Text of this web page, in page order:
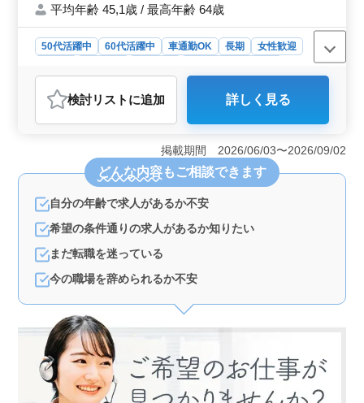
能 培ってきた経験で若手を一緒に育ててい
きませんか？ 皆様のご応募お待ちしており
ます！ ＼まずはお気軽にお問い合わせくだ
さい／
平均年齢 45,1歳 / 最高年齢 64歳
50代活躍中 60代活躍中 車通勤OK 長期
女性歓迎
おすすめポイント
＜業務内容＞ 宮崎市の特別養護老人ホームで介護スタ
ッフ募集中。 アットホームな環境の中で、食事介助や
レクリエーション、リハビリテーションサポートなど幅
広い業務を行って頂きます。 ＜有資格者募集・マイ
カー通勤可能＞ 介護経験1年以上の方、ヘルパー2級以
上の資格をお持ちの方を募集します 施設はマイカー通
勤も可能です。 ＜経験を活かす＞ 培ってきた経験
を活かし、若手スタッフの成長もサポートしません
か？ 高齢者の方々と共に働く、やりがいを感じられる
検討リスト に追加 詳しく見る
掲載期間 2026/06/03〜2026/09/02
どんな内容もご相談できます
自分の年齢で求人があるか不安
希望の条件通りの求人があるか知りたい
まだ転職を迷っている
今の職場を辞められるか不安